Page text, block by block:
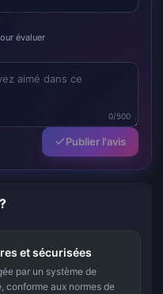
évaluer
0/500
Publier l'avis
et sécurisées
par un système de
conforme aux normes de